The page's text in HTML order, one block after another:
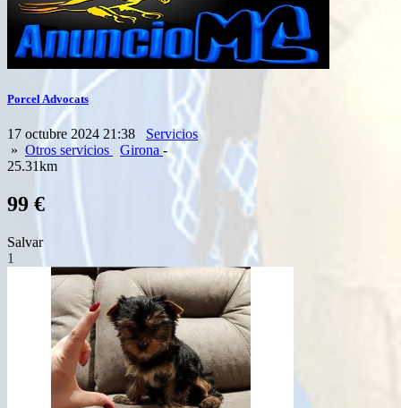
Porcel Advocats
17 octubre 2024 21:38
Servicios
» Otros servicios Girona -
25.31km
99 €
Salvar
1